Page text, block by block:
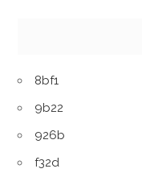
8bf1
9b22
926b
f32d